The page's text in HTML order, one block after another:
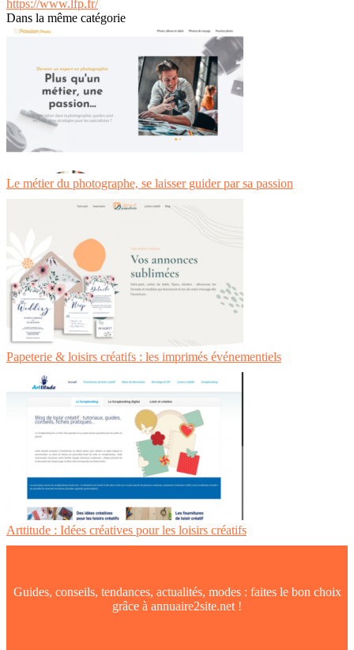
https://www.lfp.fr/
Dans la même catégorie
Le métier du photographe, se laisser guider par sa passion
Papeterie & loisirs créatifs : les imprimés événementiels
Arttitude : Idées créatives pour les loisirs créatifs
Guides, conseils, tendances, actualités, modes : faites le bon choix
grâce à annuaire2site.net !